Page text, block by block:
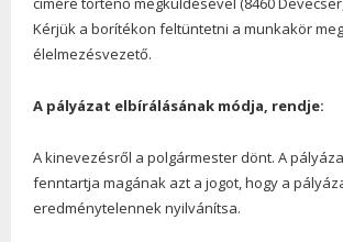
Kérjük a borítékon feltüntetni a munkakör
élelmezésvezető.
A pályázat elbírálásának módja, rendje:
A kinevezésről a polgármester dönt. A
fenntartja magának azt a jogot, hogy a
eredménytelennek nyilvánítsa.